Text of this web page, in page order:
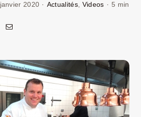
2020 · Actualités Videos · 5 min